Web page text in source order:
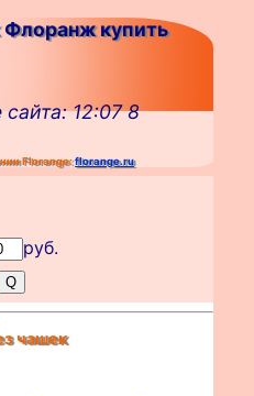
Флоранж купить
12:07 8
Florange:florange.ru
руб.
чашек